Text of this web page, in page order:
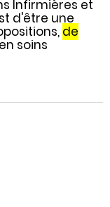
Infirmières et
d'être une
de
soins